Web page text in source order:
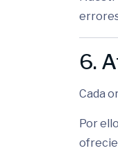
6.
Cada
Por